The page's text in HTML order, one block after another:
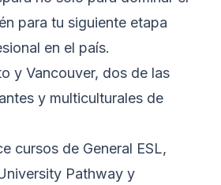
para tu siguiente etapa
en el país.
y Vancouver, dos de las
y multiculturales de
cursos de General ESL,
Pathway y